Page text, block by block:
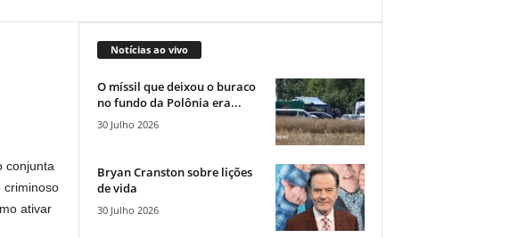
conjunta
criminoso
ativar
Notícias ao vivo
O míssil que deixou o buraco
no fundo da Polônia era...
30 Julho 2026
Bryan Cranston sobre lições
de vida
30 Julho 2026